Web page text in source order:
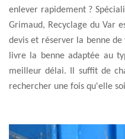
enlever rapidement ?
Grimaud, Recyclage du Var
devis et réserver la benne
livre la benne adaptée au
meilleur délai. Il suffit de
rechercher une fois qu'elle